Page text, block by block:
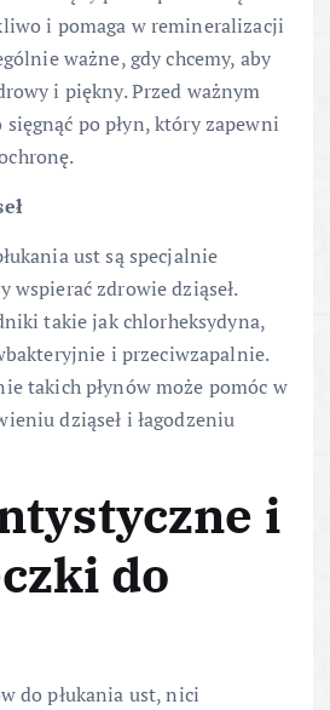
i pomaga w remineralizacji
ważne, gdy chcemy, aby
i piękny. Przed ważnym
po płyn, który zapewni
ust są specjalnie
wspierać zdrowie dziąseł.
takie jak chlorheksydyna,
i przeciwzapalnie.
takich płynów może pomóc w
dziąseł i łagodzeniu
i
do
do płukania ust, nici